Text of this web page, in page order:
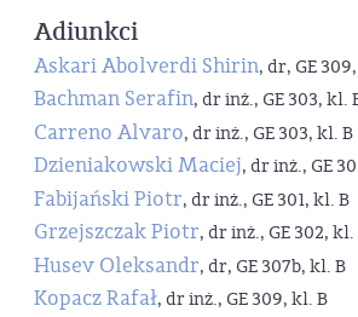
Adiunkci
Askari Abolverdi Shirin, dr, GE
Bachman Serafin, dr inż., GE 303, kl.
Carreno Alvaro, dr inż., GE 303, kl. B
Dzieniakowski Maciej, dr inż., GE
Fabijański Piotr, dr inż., GE 301, kl. B
Grzejszczak Piotr, dr inż., GE 302, kl.
Husev Oleksandr, dr, GE 307b, kl. B
Kopacz Rafał, dr inż., GE 309, kl. B